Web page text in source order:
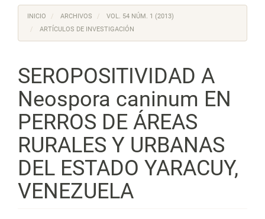
INICIO ARCHIVOS
VOL. 54 NÚM. 1 (2013)
ARTÍCULOS DE INVESTIGACIÓN
SEROPOSITIVIDAD A
Neospora caninum EN
PERROS DE ÁREAS
RURALES Y URBANAS
DEL ESTADO YARACUY,
VENEZUELA